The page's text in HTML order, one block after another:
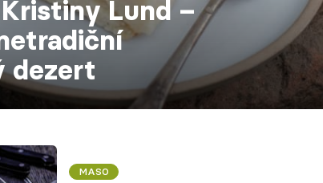
Lund –
dezert
MASO